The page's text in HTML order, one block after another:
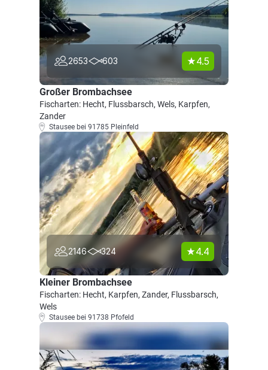
2653 603 4.5
Großer Brombachsee
Fischarten: Hecht, Flussbarsch, Wels, Karpfen,
Zander
Stausee bei 91785 Pleinfeld
2146 324 4.4
Kleiner Brombachsee
Fischarten: Hecht, Karpfen, Zander, Flussbarsch,
Wels
Stausee bei 91738 Pfofeld